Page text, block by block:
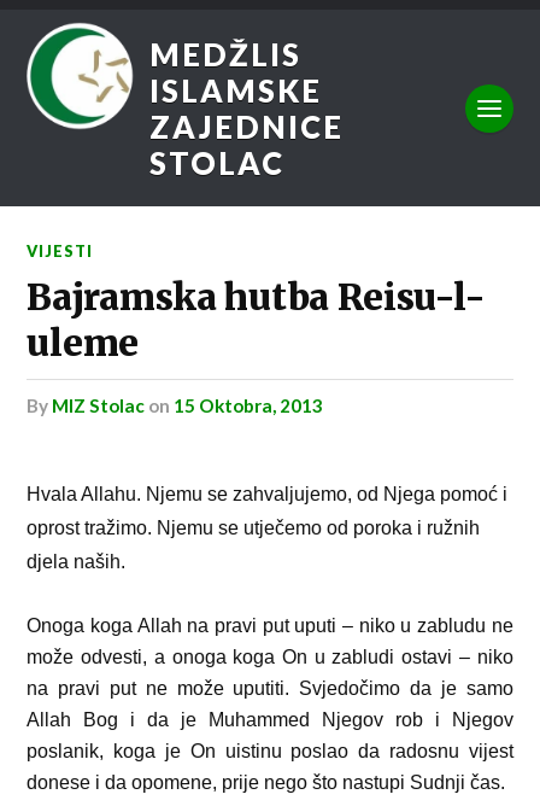
MEDŽLIS
ISLAMSKE
ZAJEDNICE
STOLAC
VIJESTI
Bajramska hutba Reisu-l-
uleme
by MIZ Stolac on 15 Oktobra, 2013
Hvala Allahu. Njemu se zahvaljujemo, od Njega pomoć i
oprost tražimo. Njemu se utječemo od poroka i ružnih
djela naših.
Onoga koga Allah na pravi put uputi – niko u zabludu ne
može odvesti, a onoga koga On u zabludi ostavi – niko
na pravi put ne može uputiti. Svjedočimo da je samo
Allah Bog i da je Muhammed Njegov rob i Njegov
poslanik, koga je On uistinu poslao da radosnu vijest
donese i da opomene, prije nego što nastupi Sudnji čas.